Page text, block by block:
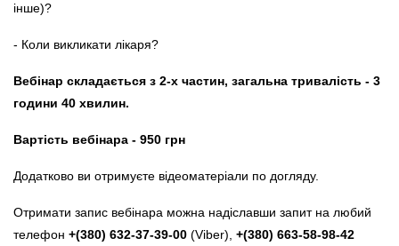
інше)?
- Коли викликати лікаря?
Вебінар складається з 2-х частин, загальна тривалість - 3
години 40 хвилин.
Вартість вебінара - 950 грн
Додатково ви отримуєте відеоматеріали по догляду.
Отримати запис вебінара можна надіславши запит на любий
телефон +(380) 632-37-39-00 (Viber), +(380) 663-58-98-42